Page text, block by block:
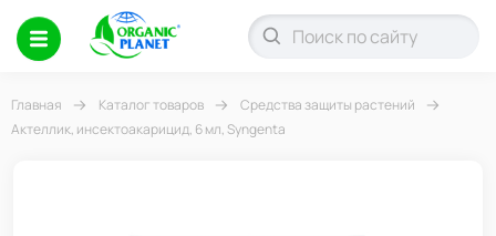
Главная Каталог товаров
Средства защиты растений
Актеллик, инсектоакарицид, 6 мл, Syngenta